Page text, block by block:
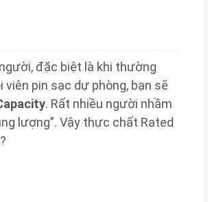
đặc biệt là khi thường
pin sạc dự phòng, bạn sẽ
. Rất nhiều người nhầm
lượng”. Vậy thực chất Rated